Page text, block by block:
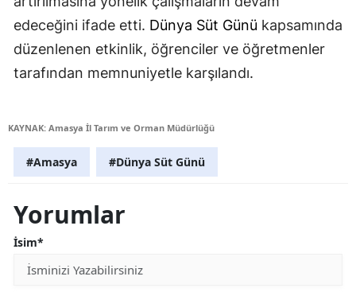
edeceğini ifade etti. Dünya Süt Günü kapsamında
düzenlenen etkinlik, öğrenciler ve öğretmenler
tarafından memnuniyetle karşılandı.
KAYNAK: Amasya İl Tarım ve Orman Müdürlüğü
#Amasya #Dünya Süt Günü
Yorumlar
İsim*